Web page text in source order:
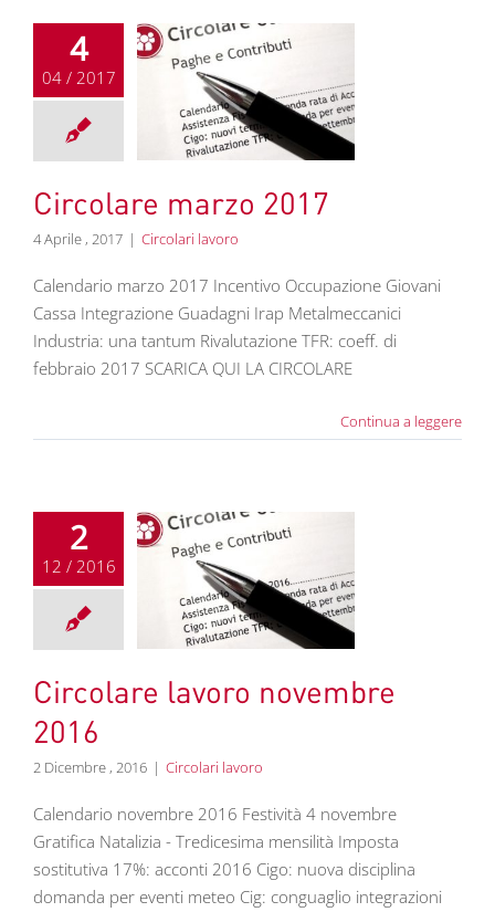
4
04 / 2017
marzo 2017
lavoro
Circolare marzo 2017
4 Aprile , 2017 | Circolari lavoro
Calendario marzo 2017 Incentivo Occupazione Giovani
Cassa Integrazione Guadagni Irap Metalmeccanici
Industria: una tantum Rivalutazione TFR: coeff. di
febbraio 2017 SCARICA QUI LA CIRCOLARE
Continua a leggere
2
12 / 2016
lavoro
2016
lavoro
Circolare lavoro novembre
2016
2 Dicembre , 2016 | Circolari lavoro
Calendario novembre 2016 Festività 4 novembre
Gratifica Natalizia - Tredicesima mensilità Imposta
sostitutiva 17%: acconti 2016 Cigo: nuova disciplina
domanda per eventi meteo Cig: conguaglio integrazioni